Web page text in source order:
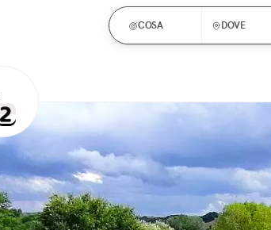
COSA DOVE